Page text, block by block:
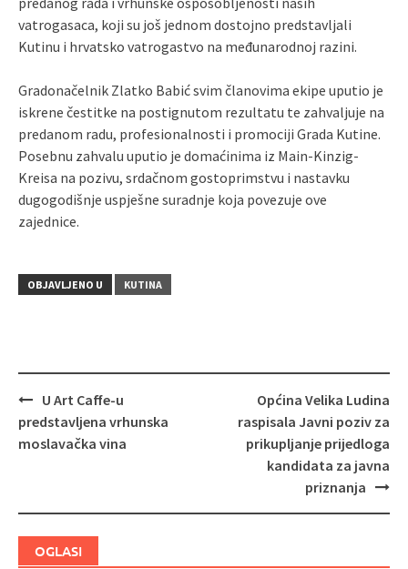
vatrogasaca, koji su još jednom dostojno predstavljali
Kutinu i hrvatsko vatrogastvo na međunarodnoj razini.
Gradonačelnik Zlatko Babić svim članovima ekipe uputio je
iskrene čestitke na postignutom rezultatu te zahvaljuje na
predanom radu, profesionalnosti i promociji Grada Kutine.
Posebnu zahvalu uputio je domaćinima iz Main-Kinzig-
Kreisa na pozivu, srdačnom gostoprimstvu i nastavku
dugogodišnje uspješne suradnje koja povezuje ove
zajednice.
OBJAVLJENO U KUTINA
Navigacija
objava
U Art Caffe-u
predstavljena vrhunska
moslavačka vina
Općina Velika Ludina
raspisala Javni poziv za
prikupljanje prijedloga
kandidata za javna
priznanja
OGLASI